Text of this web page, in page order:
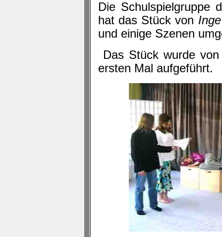
Die Schulspielgruppe
hat das Stück von
und einige Szenen
Das Stück wurde
ersten Mal aufgeführt.